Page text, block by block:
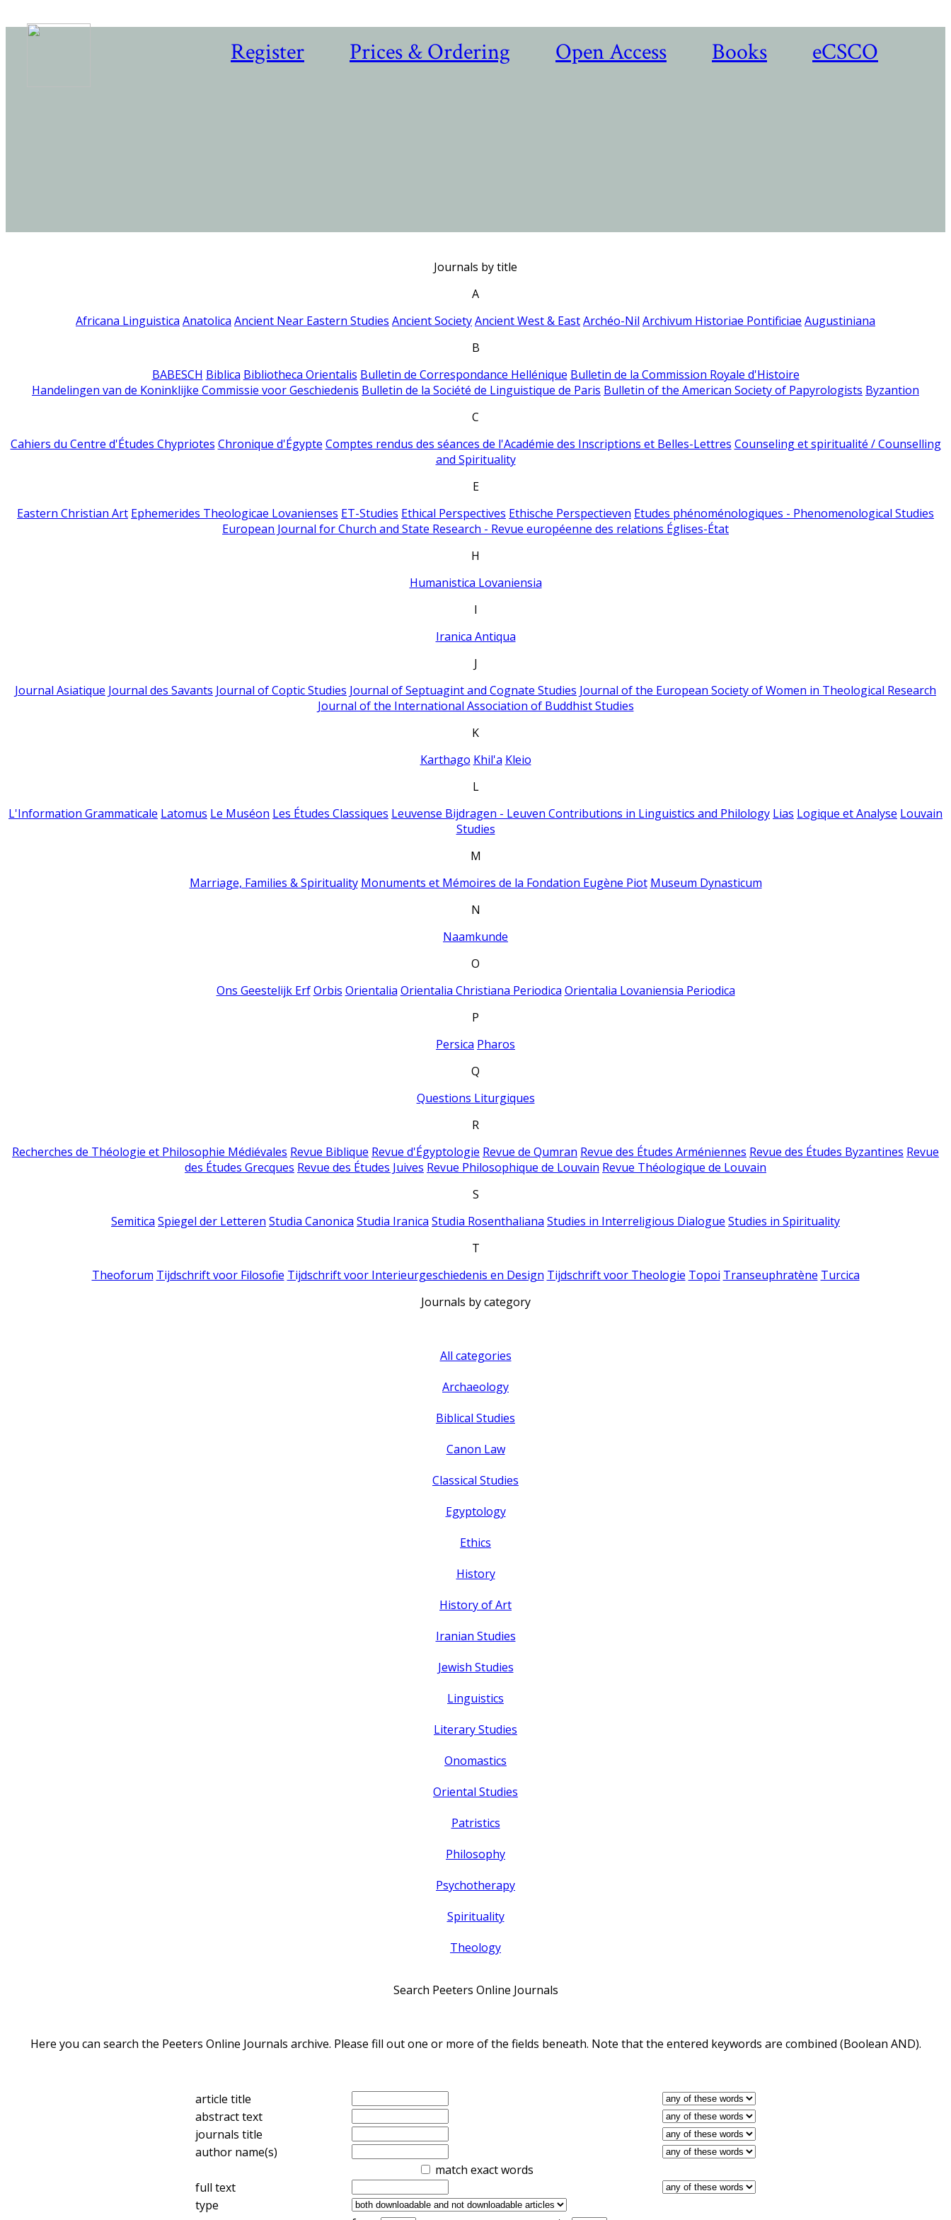
Register Prices & Ordering Open Access Books eCSCO
Journals by title
A
Africana Linguistica Anatolica Ancient Near Eastern Studies Ancient SocietyAncient West & EastArchéo-Nil Archivum Historiae Pontificiae Augustiniana
B
BABESCH Biblica Bibliotheca Orientalis Bulletin de Correspondance Hellénique Bulletin de la Commission Royale d'Histoire
Handelingen van de Koninklijke Commissie voor Geschiedenis Bulletin de la Société de Linguistique de Paris Bulletin of the American Society of Papyrologists Byzantion
C
Cahiers du Centre d'Études Chypriotes Chronique d'Égypte Comptes rendus des séances de l'Académie des Inscriptions et Belles-Lettres Counseling et spiritualité / Counselling
and Spirituality
E
Eastern Christian Art Ephemerides Theologicae Lovanienses ET-Studies Ethical Perspectives Ethische Perspectieven Etudes phénoménologiques - Phenomenological Studies
European Journal for Church and State Research - Revue européenne des relations Églises-État
H
Humanistica Lovaniensia
I
Iranica Antiqua
J
Journal Asiatique Journal des Savants Journal of Coptic Studies Journal of Septuagint and Cognate Studies Journal of the European Society of Women in Theological Research
Journal of the International Association of Buddhist Studies
K
Karthago Khil'a Kleio
L
L'Information Grammaticale Latomus Le Muséon Les Études Classiques Leuvense Bijdragen - Leuven Contributions in Linguistics and Philology Lias Logique et Analyse Louvain
Studies
M
Marriage, Families & Spirituality Monuments et Mémoires de la Fondation Eugène Piot Museum Dynasticum
N
Naamkunde
O
Ons Geestelijk Erf Orbis Orientalia Orientalia Christiana Periodica Orientalia Lovaniensia Periodica
P
Persica Pharos
Q
Questions Liturgiques
R
Recherches de Théologie et Philosophie Médiévales Revue Biblique Revue d'Égyptologie Revue de Qumran Revue des Études Arméniennes Revue des Études Byzantines Revue
des Études Grecques Revue des Études Juives Revue Philosophique de Louvain Revue Théologique de Louvain
S
Semitica Spiegel der Letteren Studia Canonica Studia Iranica Studia Rosenthaliana Studies in Interreligious Dialogue Studies in Spirituality
T
Theoforum Tijdschrift voor Filosofie Tijdschrift voor Interieurgeschiedenis en Design Tijdschrift voor Theologie Topoi Transeuphratène Turcica
Journals by category
All categories
Archaeology
Biblical Studies
Canon Law
Classical Studies
Egyptology
Ethics
History
History of Art
Iranian Studies
Jewish Studies
Linguistics
Literary Studies
Onomastics
Oriental Studies
Patristics
Philosophy
Psychotherapy
Spirituality
Theology
Search Peeters Online Journals
Here you can search the Peeters Online Journals archive. Please fill out one or more of the fields beneath. Note that the entered keywords are combined (Boolean AND).
article title
abstract text
journals title
author name(s)
match exact words
full text
type